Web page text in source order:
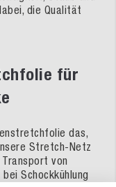
die Qualität
für
das,
Stretch-Netz
von
Schockkühlung